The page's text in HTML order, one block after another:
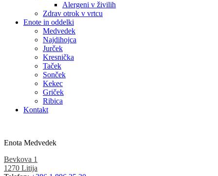
Alergeni v živilih
Zdrav otrok v vrtcu
Enote in oddelki
Medvedek
Najdihojca
Jurček
Kresnička
Taček
Sonček
Kekec
Griček
Ribica
Kontakt
Enota Medvedek
Bevkova 1
1270 Litija